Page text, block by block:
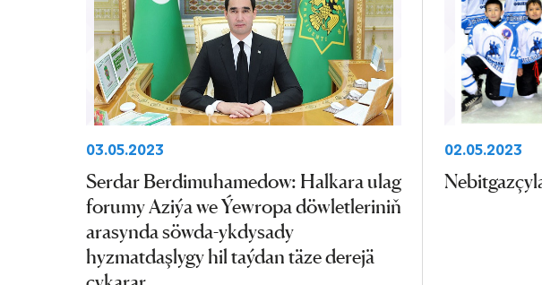
03.05.2023
Serdar Berdimuhamedow: Halkara ulag
forumy Aziýa we Ýewropa döwletleriniň
arasynda söwda-ykdysady
hyzmatdaşlygy hil taýdan täze derejä
02.05.2023